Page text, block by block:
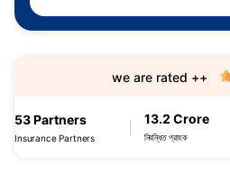
53 Partners
Insurance Partners
13.2 Crore
নিবন্ধিত গ্রাহক
we are rated ++